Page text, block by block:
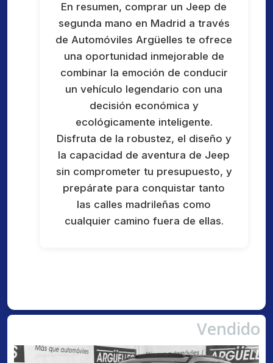
En resumen, comprar un Jeep de
segunda mano en Madrid a través
de Automóviles Argüelles te ofrece
una oportunidad inmejorable de
combinar la emoción de conducir
un vehículo legendario con una
decisión económica y
ecológicamente inteligente.
Disfruta de la robustez, el diseño y
la capacidad de aventura de Jeep
sin comprometer tu presupuesto, y
prepárate para conquistar tanto
las calles madrileñas como
cualquier camino fuera de ellas.
Vendido